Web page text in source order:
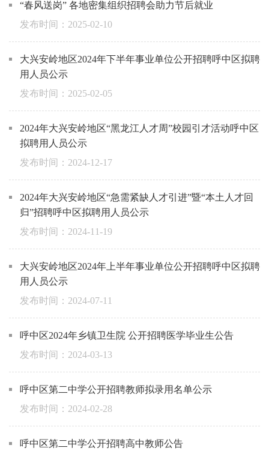
“春风送岗” 各地密集组织招聘会助力节后就业
2025-02-10
大兴安岭地区2024年下半年事业单位公开招聘呼中区拟聘
用人员公示
2025-02-05
2024年大兴安岭地区“黑龙江人才周”校园引才活动呼中区
拟聘用人员公示
2024-12-17
2024年大兴安岭地区“急需紧缺人才引进”暨“本土人才回
归”招聘呼中区拟聘用人员公示
2024-11-19
大兴安岭地区2024年上半年事业单位公开招聘呼中区拟聘
用人员公示
2024-07-11
呼中区2024年乡镇卫生院 公开招聘医学毕业生公告
2024-03-13
呼中区第二中学公开招聘教师拟录用名单公示
2024-02-28
呼中区第二中学公开招聘高中教师公告